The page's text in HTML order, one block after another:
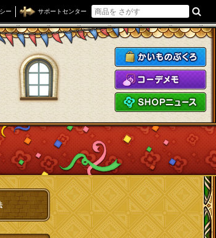
ー サポートセンター
ンクエストXショップ